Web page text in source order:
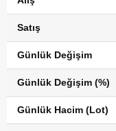
Satış
Günlük Değişim
Günlük Değişim (%)
Günlük Hacim (Lot)